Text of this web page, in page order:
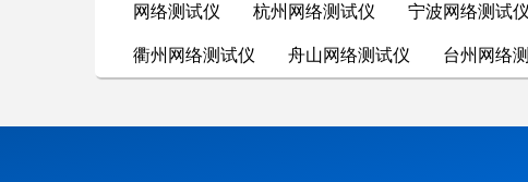
网络测试仪 杭州网络测试仪 宁波网络测试仪
衢州网络测试仪 舟山网络测试仪 台州网络